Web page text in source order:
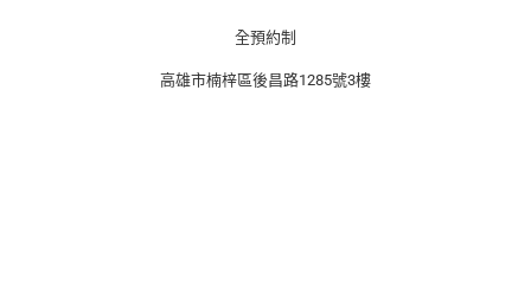
a
全預約制
高雄市楠梓區後昌路1285號3樓